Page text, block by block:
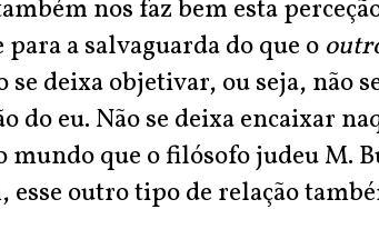
nos faz bem esta
para a salvaguarda do que o
se deixa objetivar, ou seja, não
do eu. Não se deixa encaixar
mundo que o filósofo judeu M.
esse outro tipo de relação